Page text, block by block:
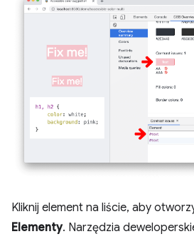
Kliknij element na liście, aby
Elementy. Narzędzia